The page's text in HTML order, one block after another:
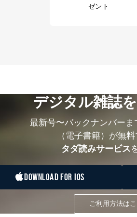
ゼント
デジタル雑誌
最新号〜バックナンバーま
（電子書籍）が無
タダ読みサービス
DOWNLOAD FOR IOS
ご利用方法はこ